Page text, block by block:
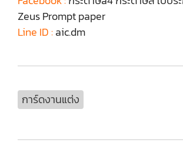
Zeus Prompt paper
Line ID :aic.dm
การ์ดงานแต่ง